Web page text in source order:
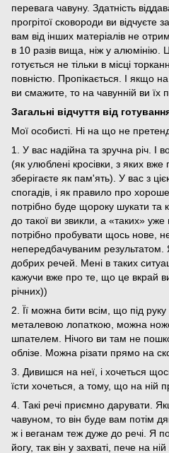
перевага чавуну. Здатність
прогрітої сковороди ви відчуєте
вам від інших матеріалів не
в 10 разів вища, ніж у алюмінію.
готується не тільки в місці
повністю. Пропікається. І якщо
ви смажите, то на чавунній ви їх
Загальні відчуття від
Мої особисті. Ні на що не
1. У вас надійна та зручна річ. І
(як улюблені кросівки, з яких вже
зберігаєте як пам'ять). У вас з
спогадів, і як правило про
потрібно буде щороку шукати та
до такої ви звикли, а «таких»
потрібно пробувати щось нове,
непередбачуваним
добрих речей. Мені в таких
кажучи вже про те, що це вкрай
річних))
2. Її можна бити всім, що під
металевою лопаткою, можна
шпателем. Нічого ви там не
облізе. Можна різати прямо на
3. Дивишся на неї, і хочеться
їсти хочеться, а тому, що на ній
4. Такі речі приємно дарувати.
чавуном, то він буде вам потім
ж і веганам теж дуже до речі. Я
йогу, так він у захваті, пече на